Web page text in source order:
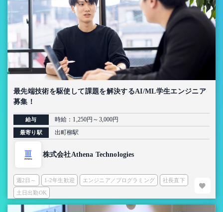
最先端技術を駆使して課題を解決するAI/ML学生エンジニア
募集！
給与 時給：1,250円～3,000円
最寄り駅 出町柳駅
株式会社Athena Technologies
週2日～ 1-2年生歓迎 エンジニア／プログラミング 社長直下
土日出勤OK